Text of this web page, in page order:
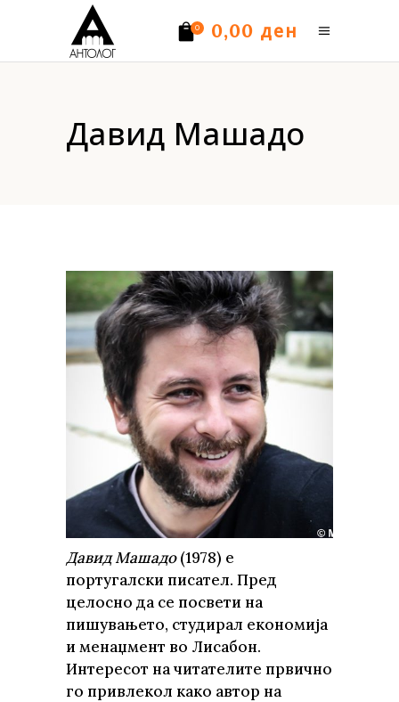
0 0,00 ден
Давид Машадо
Давид Машадо(1978) е
португалски писател. Пред
целосно да се посвети на
пишувањето, студирал економија
и менаџмент во Лисабон.
Интересот на читателите првично
го привлекол како автор на